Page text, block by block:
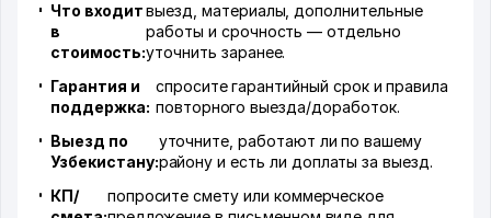
Что входит
в
стоимость:
выезд, материалы, дополнительные
работы и срочность — отдельно
уточнить заранее.
Гарантия и
поддержка:
спросите гарантийный срок и правила
повторного выезда/доработок.
Выезд по
Узбекистану:
уточните, работают ли по вашему
району и есть ли доплаты за выезд.
КП/
попросите смету или коммерческое